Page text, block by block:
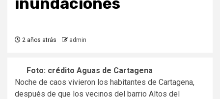
2 años atrás admin
Foto: crédito Aguas de Cartagena
Noche de caos vivieron los habitantes de Cartagena,
después de que los vecinos del barrio Altos del